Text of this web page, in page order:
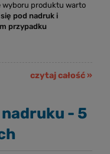
wyboru produktu warto
pod nadruk i
przypadku
czytaj całość »
- 5